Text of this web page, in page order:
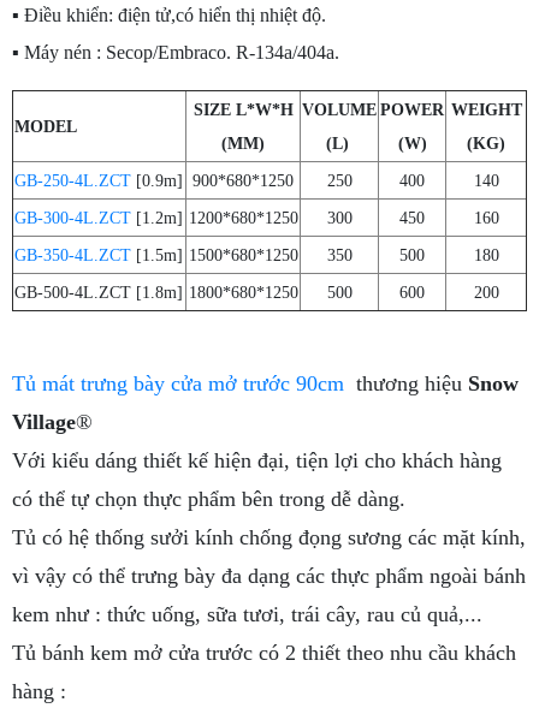
▪ Điều khiển: điện tử,có hiển thị nhiệt độ.
▪ Máy nén : Secop/Embraco. R-134a/404a.
MODEL
SIZE L*W*H
(MM)
VOLUME
(L)
POWER
(W)
WEIGHT
(KG)
GB-250-4L.ZCT [0.9m] 900*680*1250 250 400 140
GB-300-4L.ZCT [1.2m] 1200*680*1250 300 450 160
GB-350-4L.ZCT [1.5m] 1500*680*1250 350 500 180
GB-500-4L.ZCT [1.8m] 1800*680*1250 500 600 200
Tủ mát trưng bày cửa mở trước 90cm thương hiệu Snow
Village®
Với kiểu dáng thiết kế hiện đại, tiện lợi cho khách hàng
có thể tự chọn thực phẩm bên trong dễ dàng.
Tủ có hệ thống sưởi kính chống đọng sương các mặt kính,
vì vậy có thể trưng bày đa dạng các thực phẩm ngoài bánh
kem như : thức uống, sữa tươi, trái cây, rau củ quả,...
Tủ bánh kem mở cửa trước có 2 thiết theo nhu cầu khách
hàng :